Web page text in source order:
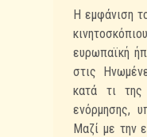
Η εμφάνιση
ευρωπαϊκή
στις
κατά τι της
ενόρμησης,
Μαζί με την